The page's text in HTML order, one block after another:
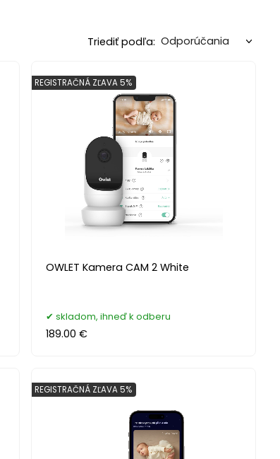
Triediť podľa:
OWLET Kamera CAM 2 White
REGISTRAČNÁ ZĽAVA 5%
skladom, ihneď k odberu
189.00 €
REGISTRAČNÁ ZĽAVA 5%